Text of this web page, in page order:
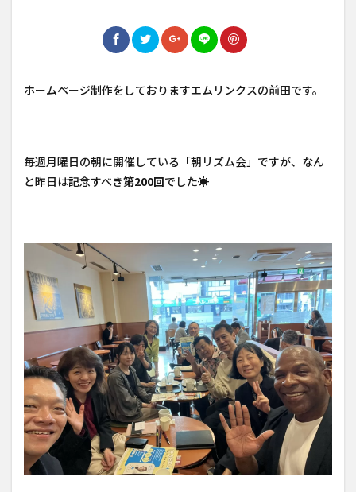
ホームページ制作をしておりますエムリンクスの前田です。
毎週月曜日の朝に開催している「朝リズム会」ですが、なん
と昨日は記念すべき第200回でした☀